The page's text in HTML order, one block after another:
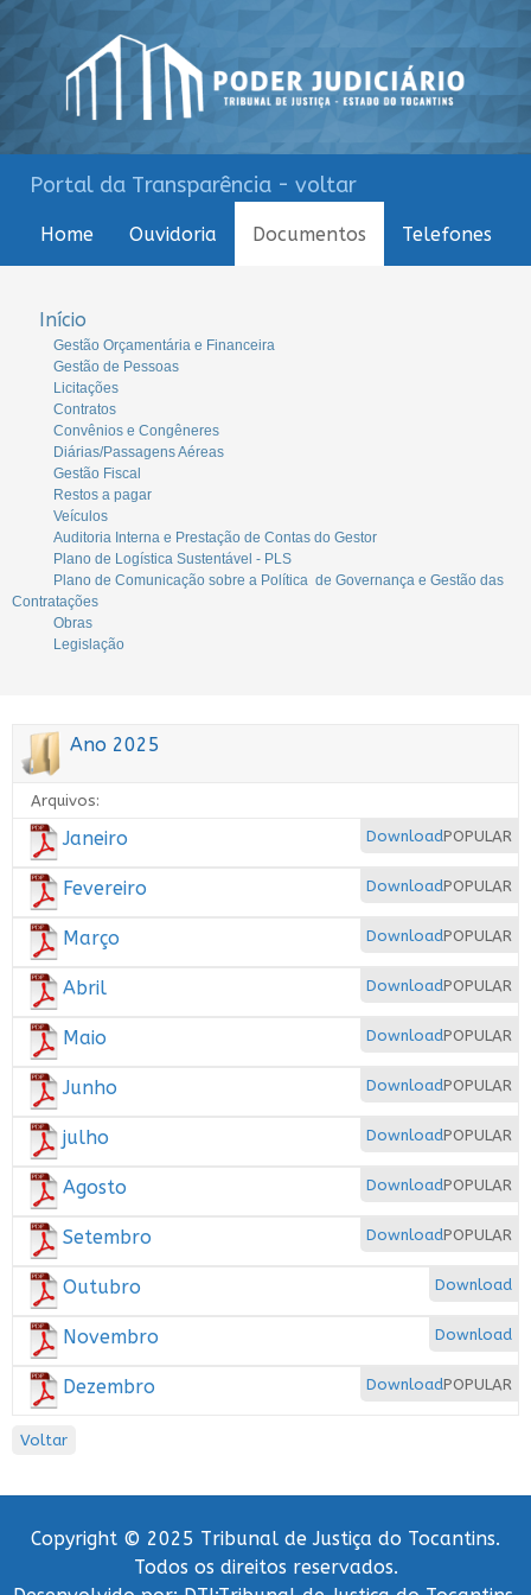
Portal da Transparência - voltar
Home Ouvidoria Documentos Telefones
Início
Gestão Orçamentária e Financeira
Gestão de Pessoas
Licitações
Contratos
Convênios e Congêneres
Diárias/Passagens Aéreas
Gestão Fiscal
Restos a pagar
Veículos
Auditoria Interna e Prestação de Contas do Gestor
Plano de Logística Sustentável - PLS
Plano de Comunicação sobre a Política de Governança e Gestão das
Contratações
Obras
Legislação
Ano 2025
Arquivos:
POPULAR
Download
Janeiro
POPULAR
Download
Fevereiro
POPULAR
Download
Março
POPULAR
Download
Abril
POPULAR
Download
Maio
POPULAR
Download
Junho
POPULAR
Download
julho
POPULAR
Download
Agosto
POPULAR
Download
Setembro
Download
Outubro
Download
Novembro
POPULAR
Download
Dezembro
Voltar
Copyright © 2025 Tribunal de Justiça do Tocantins.
Todos os direitos reservados.